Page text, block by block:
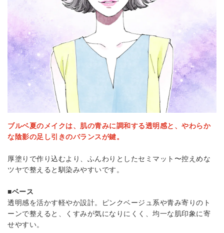
ブルベ夏のメイクは、肌の青みに調和する透明感と、やわらか
な陰影の足し引きのバランスが鍵。
厚塗りで作り込むより、ふんわりとしたセミマット〜控えめな
ツヤで整えると馴染みやすいです。
■ベース
透明感を活かす軽やか設計。ピンクベージュ系や青み寄りのト
ーンで整えると、くすみが気になりにくく、均一な肌印象に寄
せやすい。